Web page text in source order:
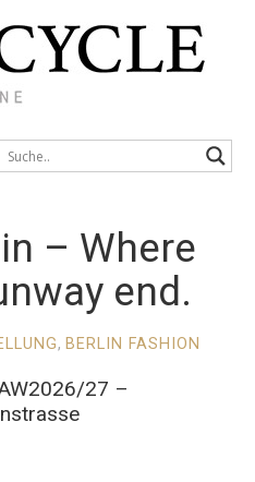
– Where
end.
, BERLIN FASHION
27 –